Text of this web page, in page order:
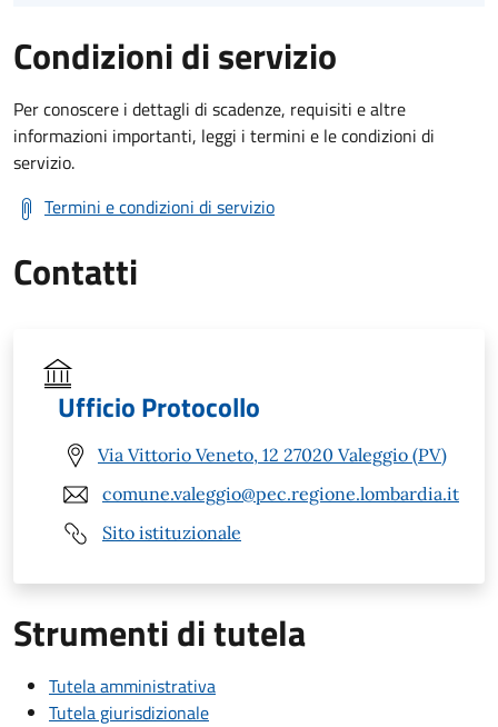
Condizioni di servizio
Per conoscere i dettagli di scadenze, requisiti e altre
informazioni importanti, leggi i termini e le condizioni di
servizio.
Termini e condizioni di servizio
Contatti
Ufficio Protocollo
Via Vittorio Veneto, 12 27020 Valeggio (PV)
comune.valeggio@pec.regione.lombardia.it
Sito istituzionale
Strumenti di tutela
Tutela amministrativa
Tutela giurisdizionale